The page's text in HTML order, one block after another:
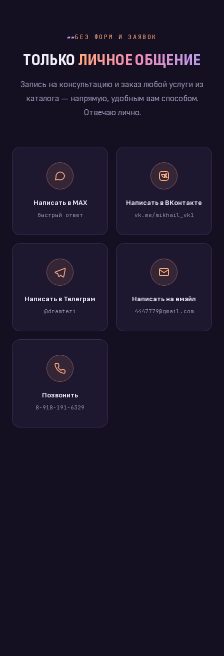
БЕЗ ФОРМ И ЗАЯВОК
ТОЛЬКОЛИЧНОЕ ОБЩЕНИЕ
Запись на консультацию и заказ любой услуги из
каталога — напрямую, удобным вам способом.
Отвечаю лично.
Написать в MAX
быстрый ответ
Написать в ВКонтакте
vk.me/mikhail_vk1
Написать в Телеграм
@dramtezi
Написать на емэйл
4447779@gmail.com
Позвонить
8-918-191-6329